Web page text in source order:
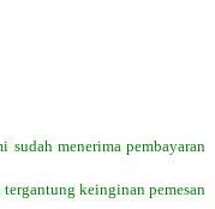
menerima pembayaran
keinginan pemesan